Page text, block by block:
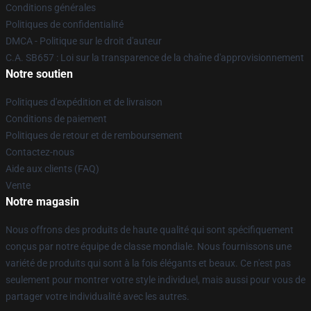
Conditions générales
Politiques de confidentialité
DMCA - Politique sur le droit d'auteur
C.A. SB657 : Loi sur la transparence de la chaîne d'approvisionnement
Notre soutien
Politiques d'expédition et de livraison
Conditions de paiement
Politiques de retour et de remboursement
Contactez-nous
Aide aux clients (FAQ)
Vente
Notre magasin
Nous offrons des produits de haute qualité qui sont spécifiquement
conçus par notre équipe de classe mondiale. Nous fournissons une
variété de produits qui sont à la fois élégants et beaux. Ce n'est pas
seulement pour montrer votre style individuel, mais aussi pour vous de
partager votre individualité avec les autres.